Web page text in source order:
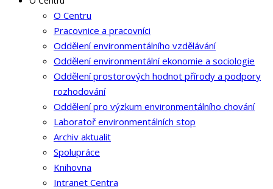
O Centru
Pracovnice a pracovníci
Oddělení environmentálního vzdělávání
Oddělení environmentální ekonomie a sociologie
Oddělení prostorových hodnot přírody a podpory
rozhodování
Oddělení pro výzkum environmentálního chování
Laboratoř environmentálních stop
Archiv aktualit
Spolupráce
Knihovna
Intranet Centra